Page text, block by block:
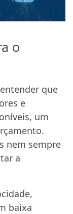
o
que
e
um
nem sempre
a
baixa